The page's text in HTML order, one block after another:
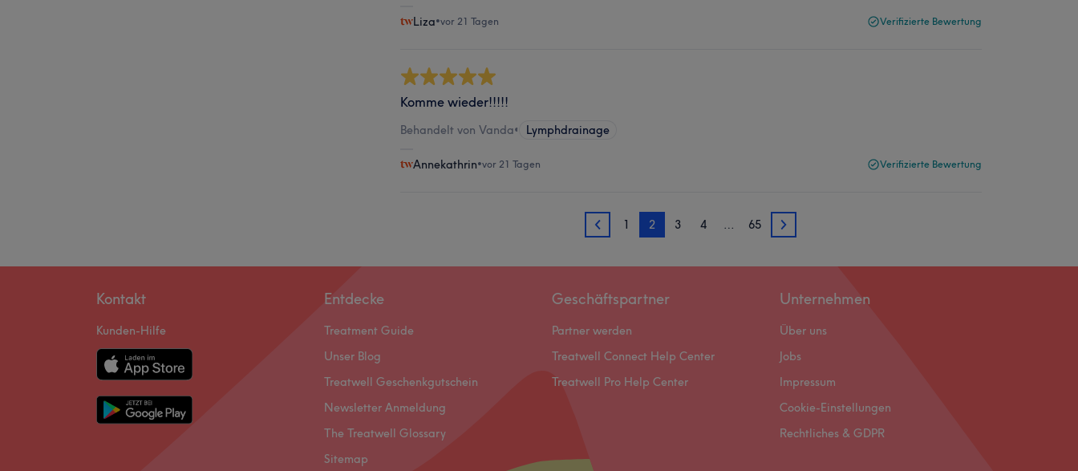
Liza•vor 21 Tagen Verifizierte Bewertung
Komme wieder!!!!!
Behandelt von Vanda• Lymphdrainage
Annekathrin•vor 21 Tagen Verifizierte Bewertung
1 1 2 3 4 … 65 3
Kontakt
Kunden-Hilfe
Entdecke
Treatment Guide
Unser Blog
Treatwell Geschenkgutschein
Newsletter Anmeldung
The Treatwell Glossary
Sitemap
Geschäftspartner
Partner werden
Treatwell Connect Help Center
Treatwell Pro Help Center
Unternehmen
Über uns
Jobs
Impressum
Cookie-Einstellungen
Rechtliches & GDPR